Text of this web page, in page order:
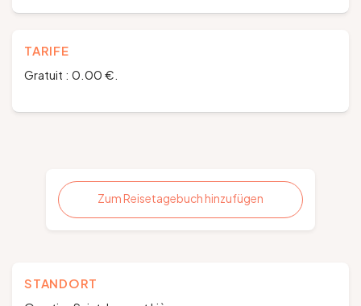
TARIFE
Gratuit : 0.00 €.
Zum Reisetagebuch hinzufügen
STANDORT